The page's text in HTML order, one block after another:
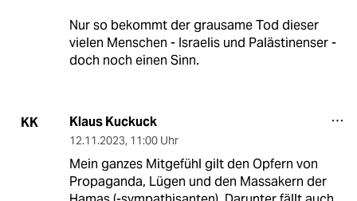
Nur so bekommt der grausame Tod dieser
vielen Menschen - Israelis und Palästinenser -
doch noch einen Sinn.
KK Klaus Kuckuck
12.11.2023, 11:00 Uhr
Mein ganzes Mitgefühl gilt den Opfern von
Propaganda, Lügen und den Massakern der